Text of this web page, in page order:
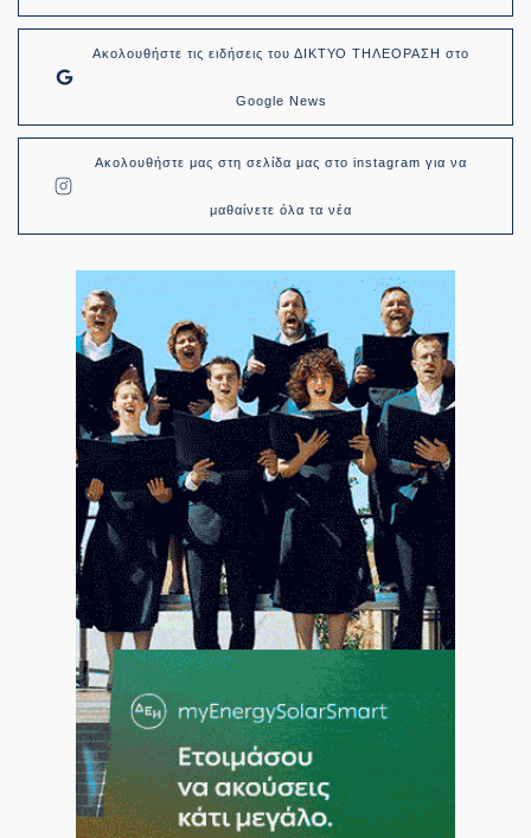
Ακολουθήστε τις ειδήσεις του ΔΙΚΤΥΟ ΤΗΛΕΟΡΑΣΗ στο
Google News
Ακολουθήστε μας στη σελίδα μας στο instagram για να
μαθαίνετε όλα τα νέα